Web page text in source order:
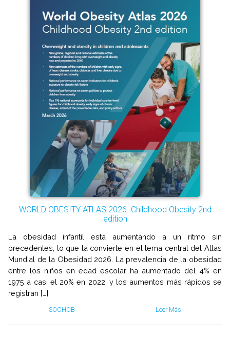
WORLD OBESITY ATLAS 2026. Childhood Obesity 2nd
edition
La obesidad infantil está aumentando a un ritmo sin
precedentes, lo que la convierte en el tema central del Atlas
Mundial de la Obesidad 2026. La prevalencia de la obesidad
entre los niños en edad escolar ha aumentado del 4% en
1975 a casi el 20% en 2022, y los aumentos más rápidos se
registran […]
SOCHOB Leer Más